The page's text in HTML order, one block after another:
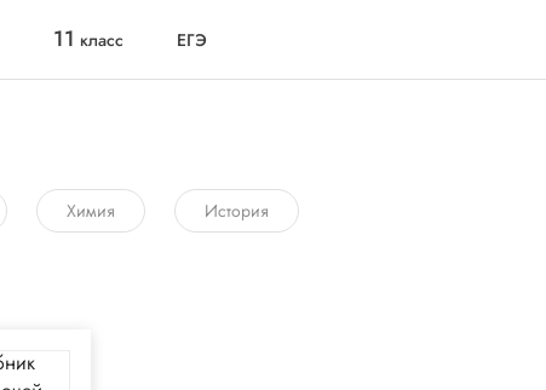
11 класс ЕГЭ
Химия История